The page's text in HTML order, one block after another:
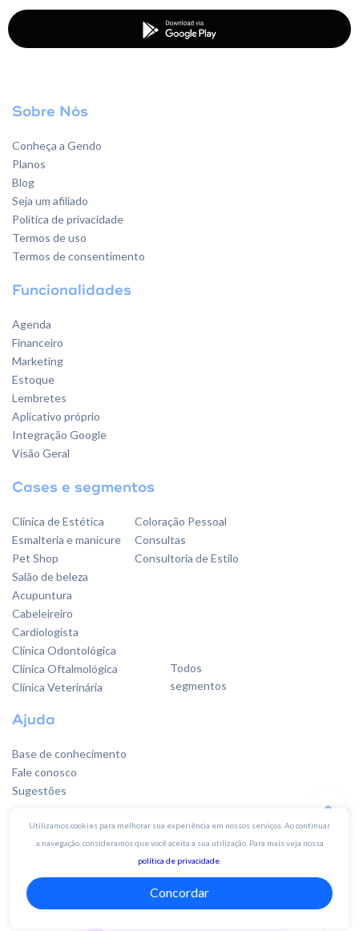
Sobre Nós
Conheça a Gendo
Planos
Blog
Seja um afiliado
Política de privacidade
Termos de uso
Termos de consentimento
Funcionalidades
Agenda
Financeiro
Marketing
Estoque
Lembretes
Aplicativo próprio
Integração Google
Visão Geral
Cases e segmentos
Todos
segmentos
Clínica de Estética
Esmalteria e manicure
Pet Shop
Salão de beleza
Acupuntura
Cabeleireiro
Cardiologista
Clínica Odontológica
Clínica Oftalmológica
Clínica Veterinária
Coloração Pessoal
Consultas
Consultoria de Estilo
Ajuda
Base de conhecimento
Fale conosco
Sugestões
Quer falar
com a gente?
Utilizamos cookies para melhorar sua experiência em nossos serviços. Ao continuar
a navegação, consideramos que você aceita a sua utilização. Para mais veja nossa
política de privacidade
Concordar